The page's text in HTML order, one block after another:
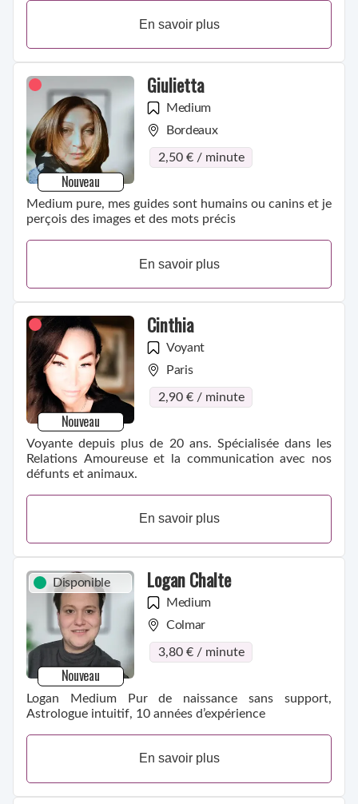
En savoir plus
Nouveau
Giulietta
Medium
Bordeaux
2,50 € / minute
Medium pure, mes guides sont humains ou canins et je
perçois des images et des mots précis
En savoir plus
Nouveau
Cinthia
Voyant
Paris
2,90 € / minute
Voyante depuis plus de 20 ans. Spécialisée dans les
Relations Amoureuse et la communication avec nos
défunts et animaux.
En savoir plus
Disponible
Nouveau
Logan Chalte
Medium
Colmar
3,80 € / minute
Logan Medium Pur de naissance sans support,
Astrologue intuitif, 10 années d’expérience
En savoir plus